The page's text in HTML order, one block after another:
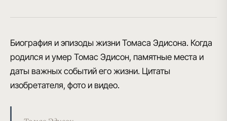
Биография и эпизоды жизни Томаса Эдисона. Когда
родился и умер Томас Эдисон, памятные места и
даты важных событий его жизни. Цитаты
изобретателя, фото и видео.